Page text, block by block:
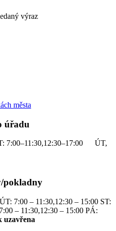
výraz
města
úřadu
7:00–11:30,12:30–17:00 ÚT,
pokladny
7:00 – 11:30,12:30 – 15:00 ST:
– 11:30,12:30 – 15:00 PÁ:
uzavřena